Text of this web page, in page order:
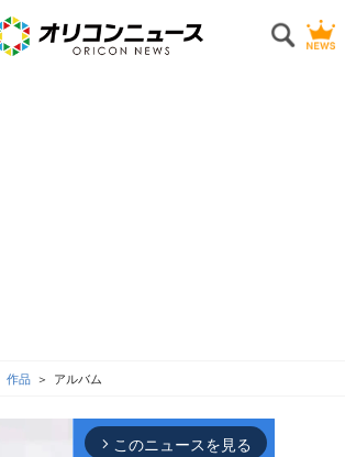
作品 アルバム
arrow_forward_ios このニュースを見る